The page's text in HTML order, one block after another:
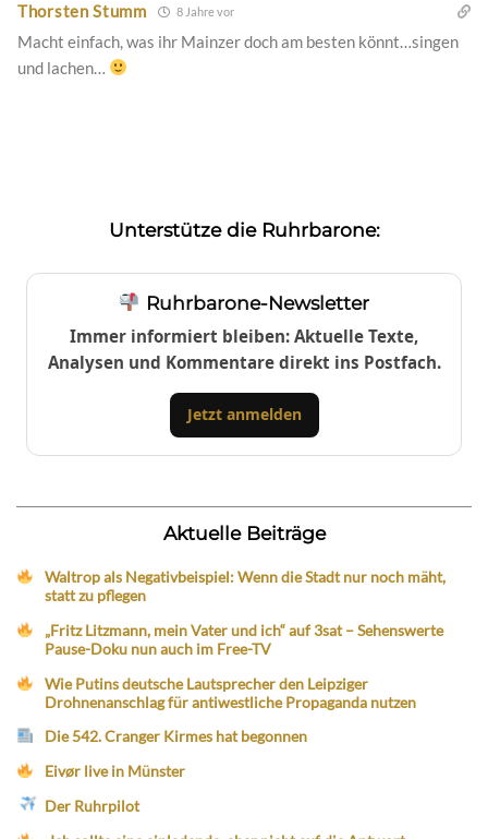
Thorsten Stumm 8 Jahre vor
Macht einfach, was ihr Mainzer doch am besten könnt…singen
und lachen…
Unterstütze die Ruhrbarone:
Ruhrbarone-Newsletter
Immer informiert bleiben: Aktuelle Texte,
Analysen und Kommentare direkt ins Postfach.
Jetzt anmelden
Aktuelle Beiträge
Waltrop als Negativbeispiel: Wenn die Stadt nur noch mäht,
statt zu pflegen
„Fritz Litzmann, mein Vater und ich“ auf 3sat – Sehenswerte
Pause-Doku nun auch im Free-TV
Wie Putins deutsche Lautsprecher den Leipziger
Drohnenanschlag für antiwestliche Propaganda nutzen
Die 542. Cranger Kirmes hat begonnen
Eivør live in Münster
Der Ruhrpilot